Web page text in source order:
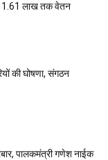
₹1.61 लाख तक वेतन
की घोषणा, संगठन
पालकमंत्री गणेश नाईक